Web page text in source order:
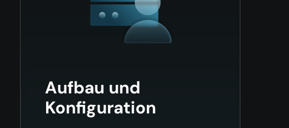
Aufbau und
Konfiguration